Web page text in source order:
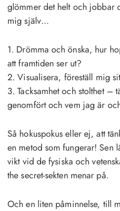
glömmer det helt och jobbar
mig själv…
1. Drömma och önska, hur
att framtiden ser ut?
2. Visualisera, föreställ mig
3. Tacksamhet och stolthet –
genomfört och vem jag är
Så hokuspokus eller ej, att
en metod som fungerar! Sen
vikt vid de fysiska och
the secret-sekten menar på.
Och en liten påminnelse, till